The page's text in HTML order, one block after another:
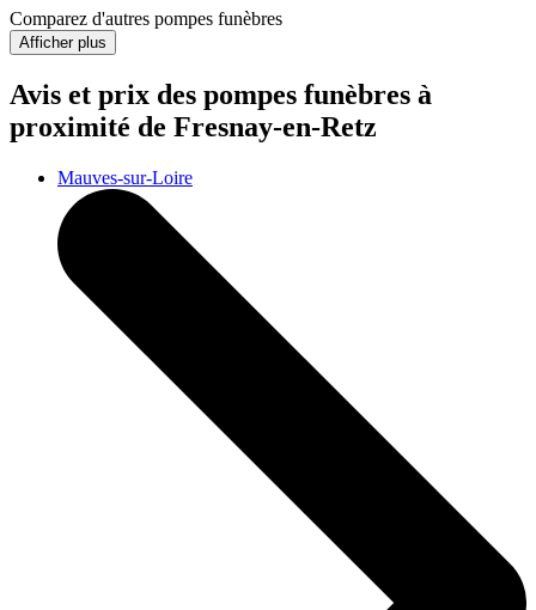
Comparez d'autres pompes funèbres
Afficher plus
Avis et prix des pompes funèbres à
proximité de Fresnay-en-Retz
Mauves-sur-Loire